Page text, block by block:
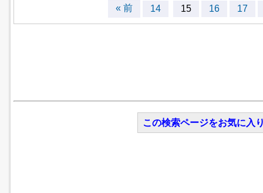
« 前 14 15 16 17
この検索ページをお気に入